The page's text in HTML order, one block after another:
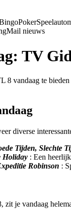
Poker
Mail nieuws
TV
8 vandaag te
diverse
Tijden, Slechte
Holiday : Een
Robinson :
zit je vandaag